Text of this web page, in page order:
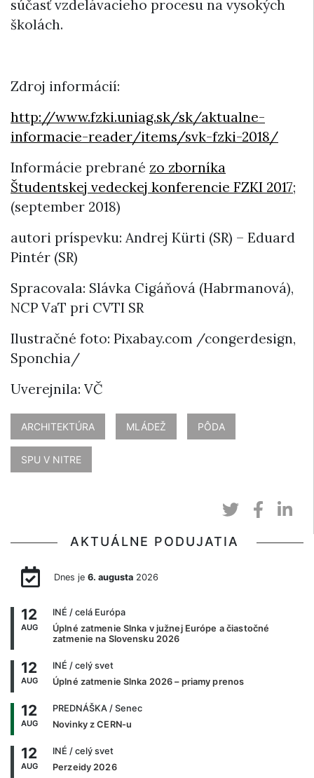
súčasť vzdelávacieho procesu na vysokých
školách.
Zdroj informácií:
http://www.fzki.uniag.sk/sk/aktualne-
informacie-reader/items/svk-fzki-2018/
Informácie prebrané zo zborníka
Študentskej vedeckej konferencie FZKI 2017;
(september 2018)
autori príspevku: Andrej Kürti (SR) – Eduard
Pintér (SR)
Spracovala: Slávka Cigáňová (Habrmanová),
NCP VaT pri CVTI SR
Ilustračné foto: Pixabay.com /congerdesign,
Sponchia/
Uverejnila: VČ
ARCHITEKTÚRA MLÁDEŽ PÔDA
SPU V NITRE
AKTUÁLNE PODUJATIA
Dnes je 6. augusta2026
12
AUG
INÉ / celá Európa
Úplné zatmenie Slnka v južnej Európe a čiastočné
zatmenie na Slovensku 2026
12
AUG
INÉ / celý svet
Úplné zatmenie Slnka 2026 – priamy prenos
12
AUG
PREDNÁŠKA / Senec
Novinky z CERN-u
12
AUG
INÉ / celý svet
Perzeidy 2026